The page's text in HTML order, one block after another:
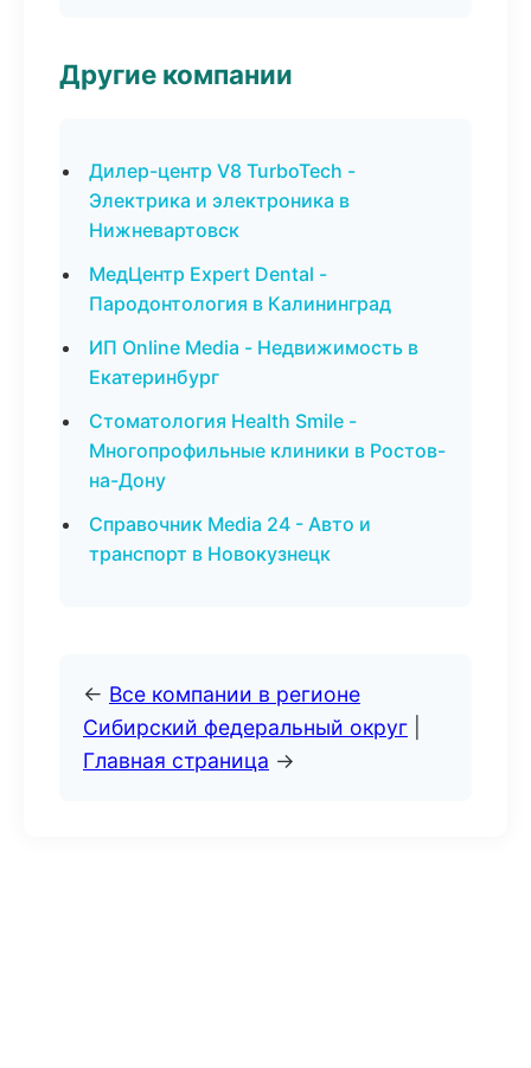
Другие компании
Дилер-центр V8 TurboTech -
Электрика и электроника в
Нижневартовск
МедЦентр Expert Dental -
Пародонтология в Калининград
ИП Online Media - Недвижимость в
Екатеринбург
Стоматология Health Smile -
Многопрофильные клиники в Ростов-
на-Дону
Справочник Media 24 - Авто и
транспорт в Новокузнецк
← Все компании в регионе
Сибирский федеральный округ
Главная страница →